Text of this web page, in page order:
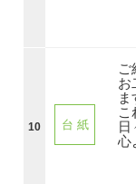
10 台 紙
ご
お
ま
こ
日
心